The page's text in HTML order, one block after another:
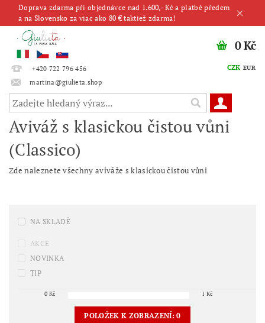
Doprava zdarma při objednávce nad 1.600,- Kč a platbě předem
a na Slovensko za viac ako 80 € taktiež zdarma!
+420 722 796 456
martina@giulieta.shop
CZK EUR
0 Kč
Aviváž s klasickou čistou vůni
(Classico)
Zde naleznete všechny aviváže s klasickou čistou vůni
NA SKLADĚ
AKCE
NOVINKA
TIP
0 Kč 1 Kč
POLOŽEK K ZOBRAZENÍ:0